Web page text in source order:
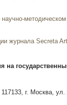
журнала Secreta
на
117133, г. Москва,